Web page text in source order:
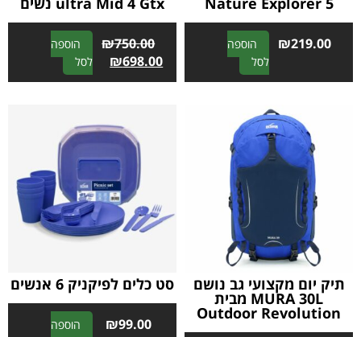
₪219.00
הוספה
לסל
A
l
r
n
a
t
i
v
e
:
₪750.00
₪698.00
הוספה
לסל
A
l
n
a
t
i
v
e
תיק יום מקצועי גב נושם
MURA 30L מבית
Outdoor Revolution
סט כלים לפיקניק 6 אנשים
₪99.00
הוספה